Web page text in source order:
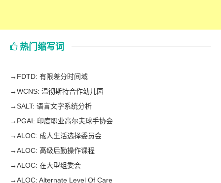
热门缩写词
→ FDTD: 有限差分时间域
→WCNS: 温彻斯特合作幼儿园
→SALT: 语言文字系统分析
→ PGAI: 印度职业高尔夫球手协会
→ALOC: 成人生活选择委员会
→ALOC: 高级后勤操作课程
→ALOC: 在大型组委会
→ALOC: Alternate Level Of Care